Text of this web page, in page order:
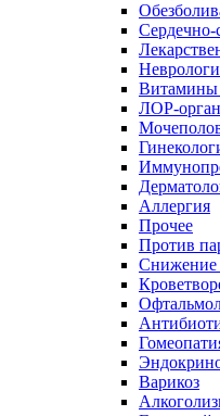
Сердечно-
ЛОР-
Аллергия
Прочее
Против
Снижение
Варикоз